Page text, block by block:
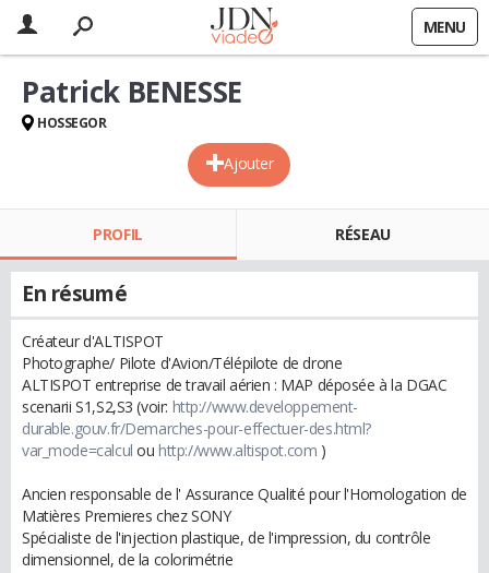
MENU
Ajouter
Patrick BENESSE
HOSSEGOR
PROFIL RÉSEAU
En résumé
Créateur d'ALTISPOT
Photographe/ Pilote d'Avion/Télépilote de drone
ALTISPOT entreprise de travail aérien : MAP déposée à la DGAC
scenarii S1,S2,S3 (voir: http://www.developpement-
durable.gouv.fr/Demarches-pour-effectuer-des.html?
var_mode=calcul ouhttp://www.altispot.com )
Ancien responsable de l' Assurance Qualité pour l'Homologation de
Matières Premieres chez SONY
Spécialiste de l'injection plastique, de l'impression, du contrôle
dimensionnel, de la colorimétrie